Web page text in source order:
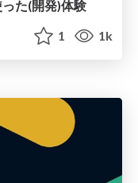
た(開発)体験
1 1k